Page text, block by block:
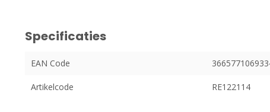
Specificaties
EAN Code
Artikelcode RE122114